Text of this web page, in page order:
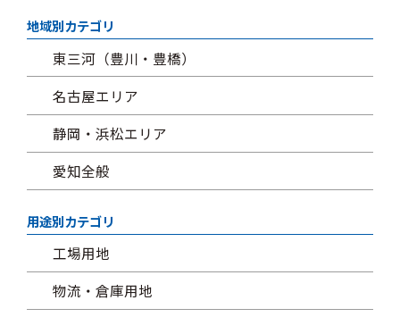
地域別カテゴリ
東三河（豊川・豊橋）
名古屋エリア
静岡・浜松エリア
愛知全般
用途別カテゴリ
工場用地
物流・倉庫用地